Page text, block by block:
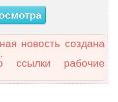
новость создана
ссылки рабочие